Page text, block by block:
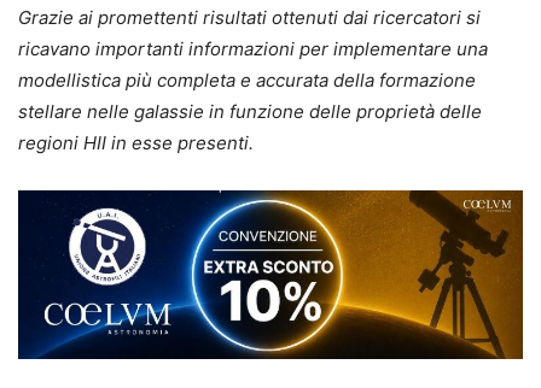
Grazie ai promettenti risultati ottenuti dai ricercatori si
ricavano importanti informazioni per implementare una
modellistica più completa e accurata della formazione
stellare nelle galassie in funzione delle proprietà delle
regioni HII in esse presenti.